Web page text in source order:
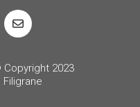
2023